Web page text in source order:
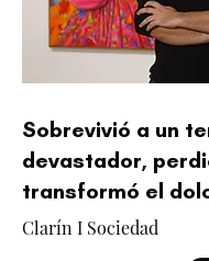
Sobrevivió a un
devastador,
transformó el
Clarín I Sociedad